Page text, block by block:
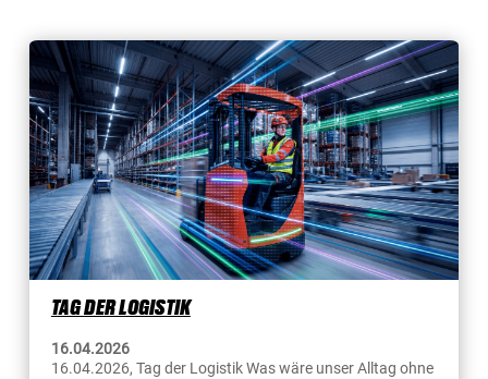
TAG DER LOGISTIK
16.04.2026
16.04.2026, Tag der Logistik Was wäre unser Alltag ohne